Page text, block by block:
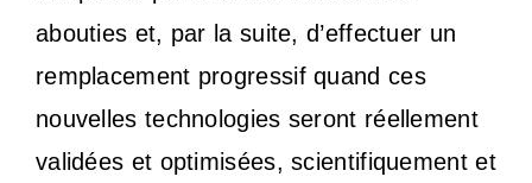
abouties et, par la suite, d’effectuer un
remplacement progressif quand ces
nouvelles technologies seront réellement
validées et optimisées, scientifiquement et